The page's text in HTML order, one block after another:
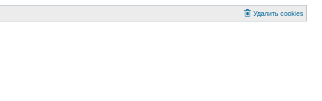
Удалить cookies